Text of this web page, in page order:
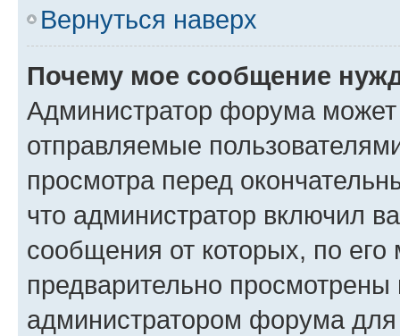
Вернуться наверх
Почему мое сообщение
Администратор форума
отправляемые
просмотра перед
что администратор включил
сообщения от которых, по
предварительно
администратором форума